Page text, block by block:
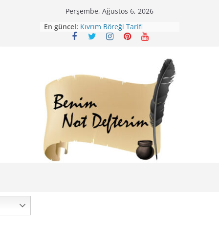
Perşembe, Ağustos 6, 2026
En güncel:
Mirik Köfte Tarifi – Sivas
Kıvrım Böreği Tarifi
Karabuğday Pilavı Tarifi